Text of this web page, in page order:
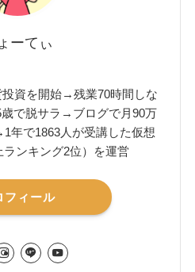
ーてぃ
資を開始→残業70時間しな
で脱サラ→ブログで月90万
年で1863人が受講した仮想
ンキング2位）を運営
フィール